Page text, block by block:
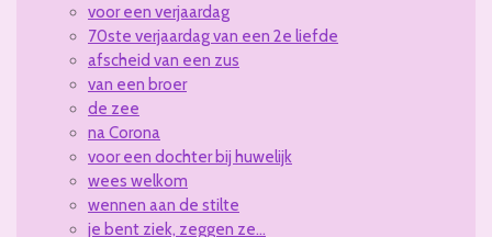
voor een verjaardag
70ste verjaardag van een 2e liefde
afscheid van een zus
van een broer
de zee
na Corona
voor een dochter bij huwelijk
wees welkom
wennen aan de stilte
je bent ziek, zeggen ze...